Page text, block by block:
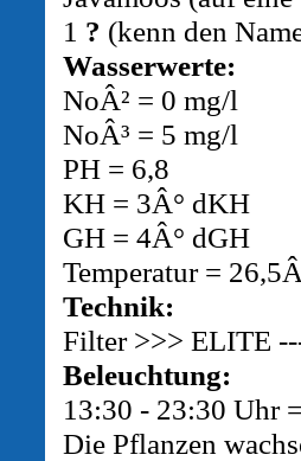
1 ? (kenn den
Wasserwerte:
NoÂ² = 0 mg/l
NoÂ³ = 5 mg/l
PH = 6,8
KH = 3Â° dKH
GH = 4Â° dGH
Temperatur =
Technik:
Filter >>> ELITE
Beleuchtung:
13:30 - 23:30 Uhr
Die Pflanzen